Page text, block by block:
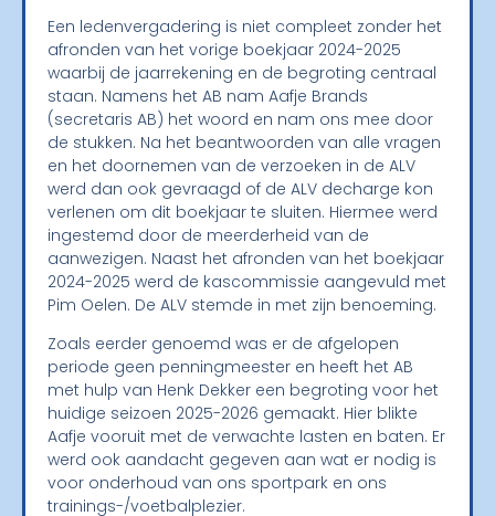
Een ledenvergadering is niet compleet zonder het
afronden van het vorige boekjaar 2024-2025
waarbij de jaarrekening en de begroting centraal
staan. Namens het AB nam Aafje Brands
(secretaris AB) het woord en nam ons mee door
de stukken. Na het beantwoorden van alle vragen
en het doornemen van de verzoeken in de ALV
werd dan ook gevraagd of de ALV decharge kon
verlenen om dit boekjaar te sluiten. Hiermee werd
ingestemd door de meerderheid van de
aanwezigen. Naast het afronden van het boekjaar
2024-2025 werd de kascommissie aangevuld met
Pim Oelen. De ALV stemde in met zijn benoeming.
Zoals eerder genoemd was er de afgelopen
periode geen penningmeester en heeft het AB
met hulp van Henk Dekker een begroting voor het
huidige seizoen 2025-2026 gemaakt. Hier blikte
Aafje vooruit met de verwachte lasten en baten. Er
werd ook aandacht gegeven aan wat er nodig is
voor onderhoud van ons sportpark en ons
trainings-/voetbalplezier.